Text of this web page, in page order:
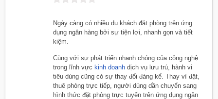
Ngày càng có nhiều du khách đặt phòng trên ứng
dụng ngân hàng bởi sự tiện lợi, nhanh gọn và tiết
kiệm.
Cùng với sự phát triển nhanh chóng của công nghệ
trong lĩnh vực kinh doanh dịch vụ lưu trú, hành vi
tiêu dùng cũng có sự thay đổi đáng kể. Thay vì đặt,
thuê phòng trực tiếp, người dùng dần chuyển sang
hình thức đặt phòng trực tuyến trên ứng dụng ngân